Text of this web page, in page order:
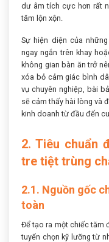
dư âm tích cực hơn rất
tăm lộn xộn.
Sự hiện diện của
ngay ngắn trên khay
không gian bàn ăn trở
xóa bỏ cảm giác bình
vụ chuyên nghiệp, bài
sẽ cảm thấy hài lòng và
kinh doanh từ đầu đến
2. Tiêu chuẩn
tre tiệt trùng
2.1. Nguồn gốc
toàn
Để tạo ra một chiếc tăm
tuyển chọn kỹ lưỡng từ